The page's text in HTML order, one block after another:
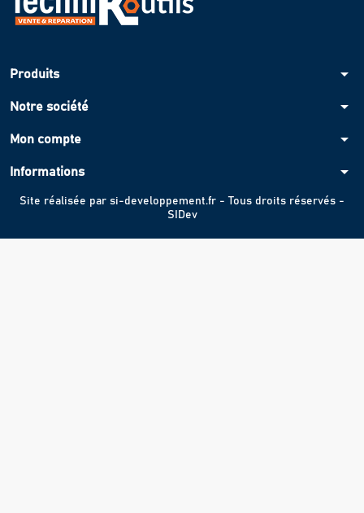
Produits arrow_drop_down
Notre société arrow_drop_down
Mon compte arrow_drop_down
Informations arrow_drop_down
Site réalisée par si-developpement.fr - Tous droits réservés -
SIDev